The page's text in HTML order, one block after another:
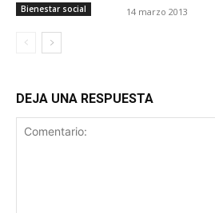
Bienestar social 14 marzo 2013
DEJA UNA RESPUESTA